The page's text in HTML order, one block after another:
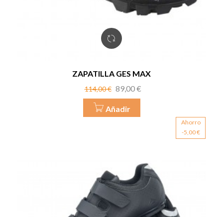
ZAPATILLA GES MAX
Precio
114,00 € Precio
89,00 €
Añadir
Ahorro
-5,00 €